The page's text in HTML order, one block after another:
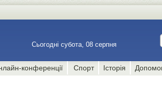
Сьогодні субота, 08 серпня
конференції Спорт Історія